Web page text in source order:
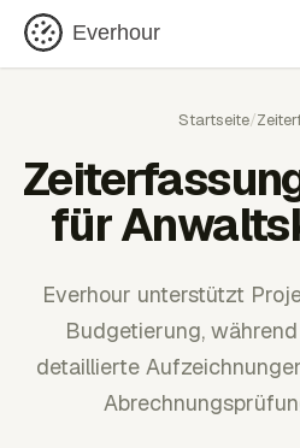
Everhour
Startseite/
für
Everhour unterstützt
Budgetierung,
detaillierte